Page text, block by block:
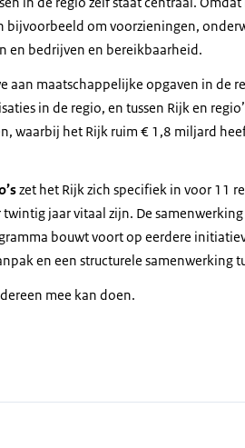
bijvoorbeeld om voorzieningen,
en bedrijven en bereikbaarheid.
aan maatschappelijke opgaven in de
in de regio, en tussen Rijk en
waarbij het Rijk ruim € 1,8 miljard
zet het Rijk zich specifiek in voor 11
jaar vitaal zijn. De
bouwt voort op eerdere
en een structurele samenwerking
mee kan doen.